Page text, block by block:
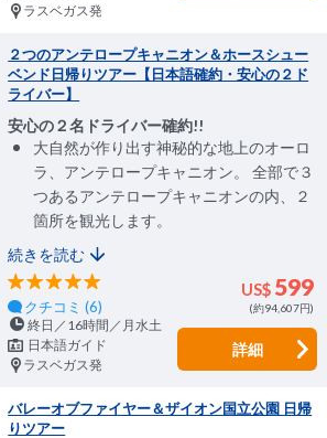
ラスベガス発
２つのアンテロープキャニオン＆ホースシュー
ベンド日帰りツアー【日本語確約・安心の２ド
ライバー】
安心の２名ドライバー確約!!
大自然が作り出す神秘的な地上のオーロ
ラ、アンテロープキャニオン。 全部で３
つあるアンテロープキャニオンの内、２
箇所を観光します。
続きを読む
US$ 599
(約94,607円)
クチコミ (6)
終日／16時間／月水土
日本語ガイド
ラスベガス発
詳細
バレーオブファイヤー＆ザイオン国立公園 日帰
りツアー